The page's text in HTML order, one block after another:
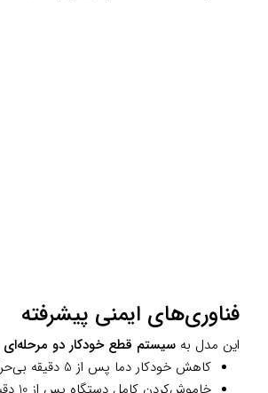
فناوری‌های ایمنی پیشرفته
این مدل به سیستم قطع خودکار دو مرحله‌ای
کاهش خودکار دما پس از 5 دقیقه بی‌حرکتی